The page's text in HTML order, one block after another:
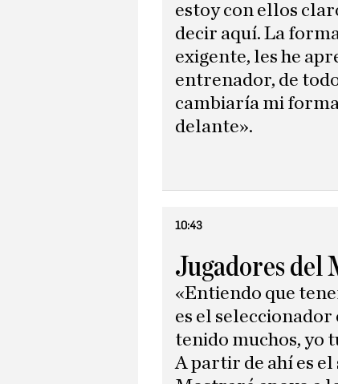
estoy con ellos
decir aquí. La
exigente, les he
entrenador, de
cambiaría mi
delante».
10:43
Jugadores del
«Entiendo que
es el
tenido muchos, yo
A partir de ahí es